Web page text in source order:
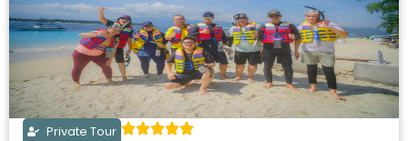
Private Tour